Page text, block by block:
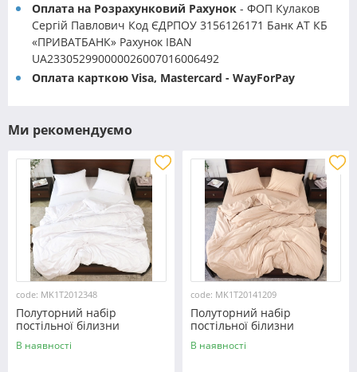
Оплата на Розрахунковий Рахунок - ФОП Кулаков
Сергій Павлович Код ЄДРПОУ 3156126171 Банк АТ КБ
«ПРИВАТБАНК» Рахунок IBAN
UA233052990000026007016006492
Оплата карткою Visa, Mastercard - WayForPay
Ми рекомендуємо
code: MK1T2012348
Полуторний набір
постільної білизни
150*220 із мікрофібри
№2012348 Черешенка™
В наявності
code: MK1T20141209
Полуторний набір
постільної білизни
150*220 із мікрофібри
№20141209 Черешенка™
В наявності